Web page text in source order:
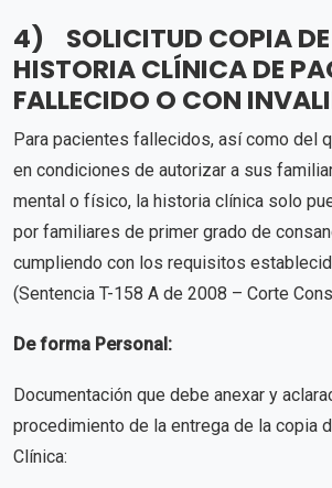
4) SOLICITUD COPIA
HISTORIA CLÍNICA DE
FALLECIDO O CON
Para pacientes fallecidos, así como del
en condiciones de autorizar a sus
mental o físico, la historia clínica solo
por familiares de primer grado de
cumpliendo con los requisitos
(Sentencia T-158 A de 2008 – Corte
De forma Personal:
Documentación que debe anexar y
procedimiento de la entrega de la copia
Clínica: